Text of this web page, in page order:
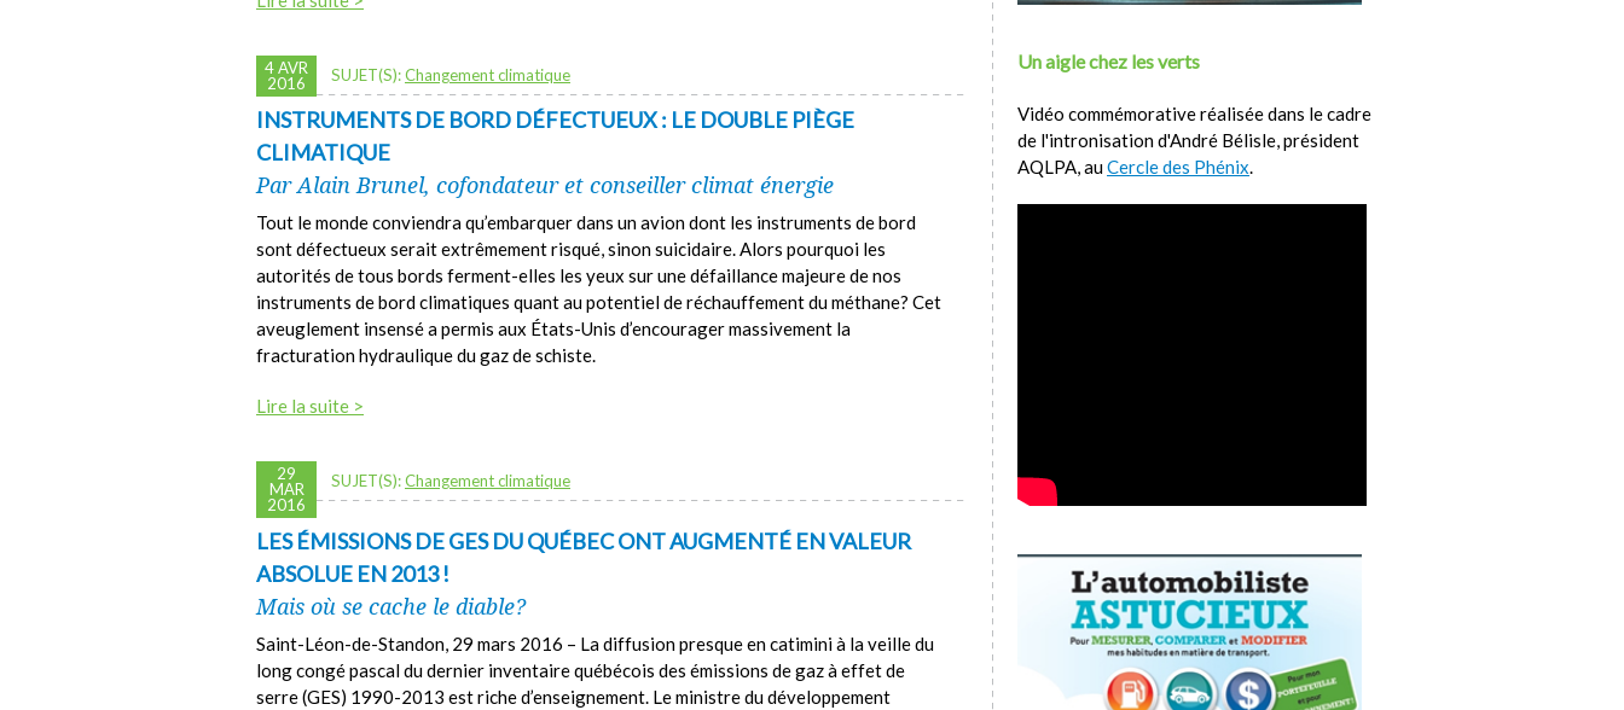
4 AVR
2016
SUJET(S):Changement climatique
INSTRUMENTS DE BORD DÉFECTUEUX : LE DOUBLE PIÈGE
CLIMATIQUE
Par Alain Brunel, cofondateur et conseiller climat énergie
Tout le monde conviendra qu’embarquer dans un avion dont les instruments de bord
sont défectueux serait extrêmement risqué, sinon suicidaire. Alors pourquoi les
autorités de tous bords ferment-elles les yeux sur une défaillance majeure de nos
instruments de bord climatiques quant au potentiel de réchauffement du méthane? Cet
aveuglement insensé a permis aux États-Unis d’encourager massivement la
fracturation hydraulique du gaz de schiste.
Lire la suite >
29
MAR
2016
SUJET(S):Changement climatique
LES ÉMISSIONS DE GES DU QUÉBEC ONT AUGMENTÉ EN VALEUR
ABSOLUE EN 2013 !
Mais où se cache le diable?
Saint-Léon-de-Standon, 29 mars 2016 – La diffusion presque en catimini à la veille du
long congé pascal du dernier inventaire québécois des émissions de gaz à effet de
serre (GES) 1990-2013 est riche d’enseignement. Le ministre du développement
Un aigle chez les verts
Vidéo commémorative réalisée dans le cadre
de l'intronisation d'André Bélisle, président
AQLPA, auCercle des Phénix.